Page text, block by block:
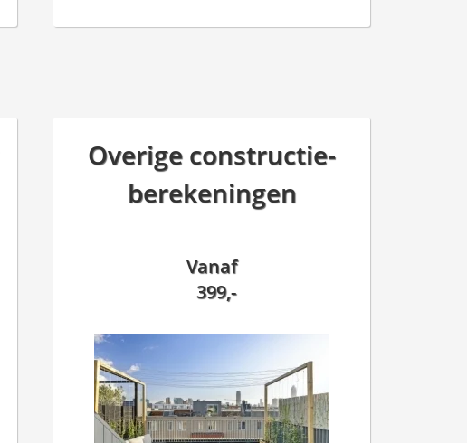
Overige constructie-
berekeningen
Vanaf
399,-